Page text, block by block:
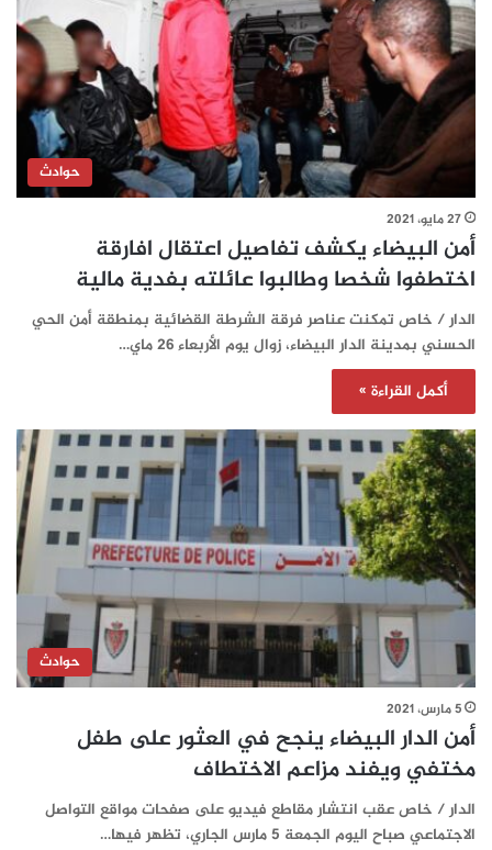
حوادث
27 مايو، 2021
أمن البيضاء يكشف تفاصيل اعتقال افارقة
اختطفوا شخصا وطالبوا عائلته بفدية مالية
الدار / خاص تمكنت عناصر فرقة الشرطة القضائية بمنطقة أمن الحي
الحسني بمدينة الدار البيضاء، زوال يوم الأربعاء 26 ماي…
أكمل القراءة »
حوادث
5 مارس، 2021
أمن الدار البيضاء ينجح في العثور على طفل
مختفي ويفند مزاعم الاختطاف
الدار / خاص عقب انتشار مقاطع فيديو على صفحات مواقع التواصل
الاجتماعي صباح اليوم الجمعة 5 مارس الجاري، تظهر فيها…